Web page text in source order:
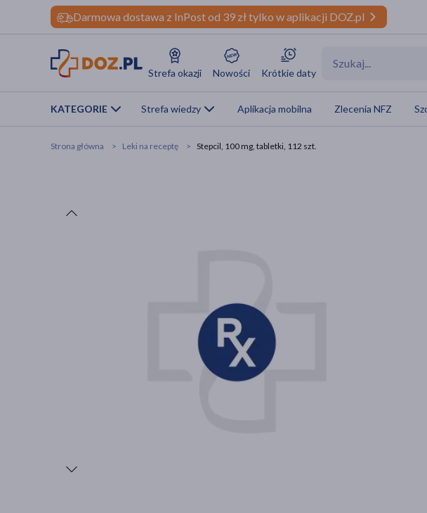
Darmowa dostawa z InPost od 39 zł tylko w aplikacji DOZ.pl
Strefa okazji Nowości Krótkie daty
KATEGORIE Strefa wiedzy Aplikacja mobilna Zlecenia NFZ
Strona główna Leki na receptę Stepcil, 100 mg, tabletki, 112 szt.